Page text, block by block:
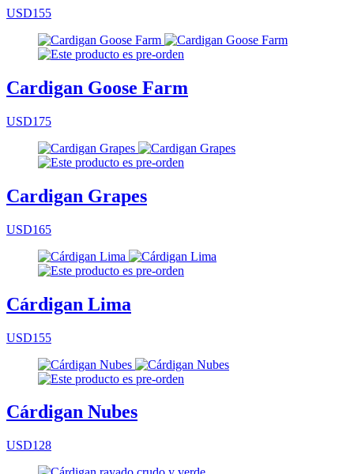
USD155
Cardigan Goose Farm
USD175
Cardigan Grapes
USD165
Cárdigan Lima
USD155
Cárdigan Nubes
USD128